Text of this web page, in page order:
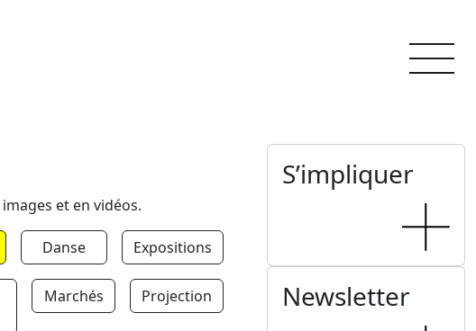
et en vidéos.
Danse Expositions
Marchés Projection
S’impliquer
Newsletter